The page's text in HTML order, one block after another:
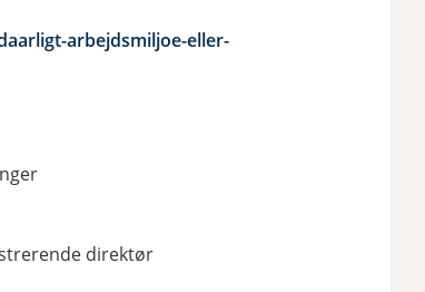
arbejdsmiljoe-eller-
direktør